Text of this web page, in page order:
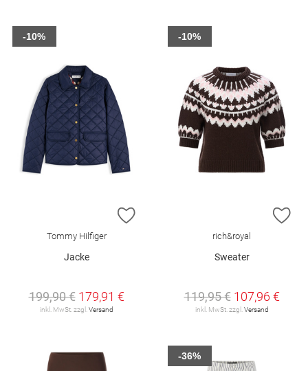
ZUR WUNSCHLISTE HINZUFÜGEN
Tommy Hilfiger
Jacke
199,90 € 179,91 €
inkl. MwSt. zzgl. Versand
-10%
rich&royal
Sweater
119,95 € 107,96 €
inkl. MwSt. zzgl. Versand
-10%
-36%